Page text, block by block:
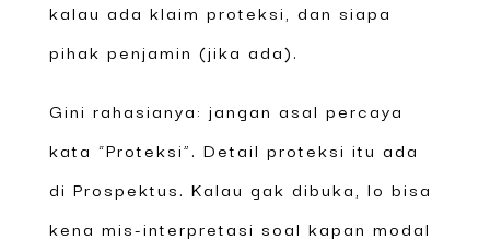
kalau ada klaim proteksi, dan siapa
pihak penjamin (jika ada).
Gini rahasianya: jangan asal percaya
kata “Proteksi”. Detail proteksi itu ada
di Prospektus. Kalau gak dibuka, lo bisa
kena mis-interpretasi soal kapan modal